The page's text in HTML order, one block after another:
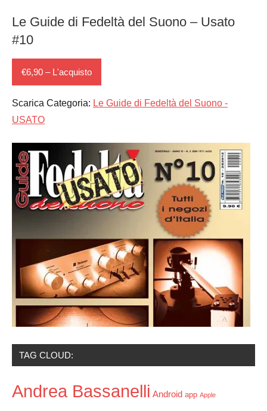
Le Guide di Fedeltà del Suono – Usato
#10
€6,90 – L'acquisto
Scarica Categoria: Le Guide di Fedeltà del Suono -
USATO
TAG CLOUD:
Andrea Bassanelli Android app Apple